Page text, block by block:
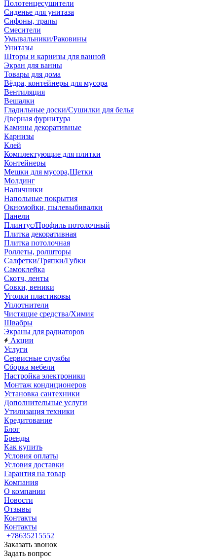
Полотенцесушители
Сиденье для унитаза
Сифоны, трапы
Смесители
Умывальники/Раковины
Унитазы
Шторы и карнизы для ванной
Экран для ванны
Товары для дома
Вёдра, контейнеры для мусора
Вентиляция
Вешалки
Гладильные доски/Сушилки для белья
Дверная фурнитура
Камины декоративные
Карнизы
Клей
Комплектующие для плитки
Контейнеры
Мешки для мусора,Щетки
Молдинг
Наличники
Напольные покрытия
Окномойки, пылевыбивалки
Панели
Плинтус/Профиль потолочный
Плитка декоративная
Плитка потолочная
Роллеты, ролшторы
Салфетки/Тряпки/Губки
Самоклейка
Скотч, ленты
Совки, веники
Уголки пластиковы
Уплотнители
Чистящие средства/Химия
Швабры
Экраны для радиаторов
Акции
Услуги
Сервисные службы
Сборка мебели
Настройка электроники
Монтаж кондиционеров
Установка сантехники
Дополнительные услуги
Утилизация техники
Кредитование
Блог
Бренды
Как купить
Условия оплаты
Условия доставки
Гарантия на товар
Компания
О компании
Новости
Отзывы
Контакты
Контакты
+78635215552
Заказать звонок
Задать вопрос